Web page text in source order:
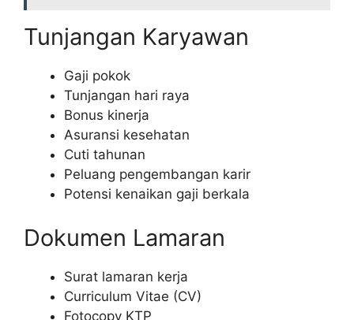
Tunjangan Karyawan
Gaji pokok
Tunjangan hari raya
Bonus kinerja
Asuransi kesehatan
Cuti tahunan
Peluang pengembangan karir
Potensi kenaikan gaji berkala
Dokumen Lamaran
Surat lamaran kerja
Curriculum Vitae (CV)
Fotocopy KTP